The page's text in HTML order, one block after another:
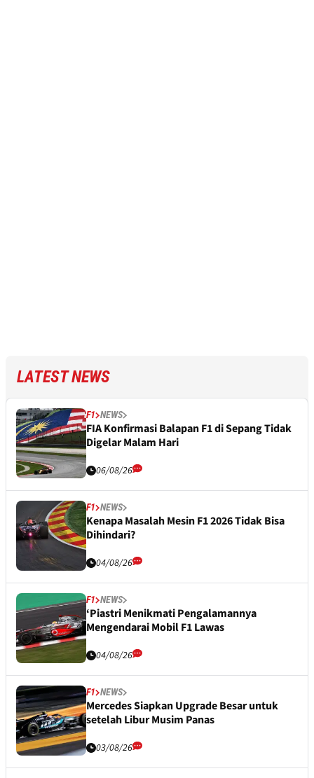
LATEST NEWS
F1 NEWS
FIA Konfirmasi Balapan F1 di Sepang Tidak
Digelar Malam Hari
06/08/26
F1 NEWS
Kenapa Masalah Mesin F1 2026 Tidak Bisa
Dihindari?
04/08/26
F1 NEWS
‘Piastri Menikmati Pengalamannya
Mengendarai Mobil F1 Lawas
04/08/26
F1 NEWS
Mercedes Siapkan Upgrade Besar untuk
setelah Libur Musim Panas
03/08/26